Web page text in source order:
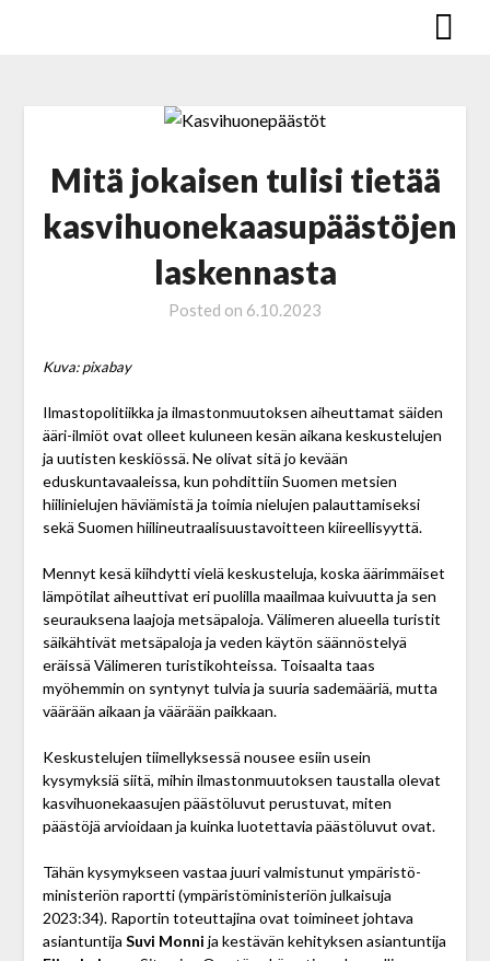
Mitä jokaisen tulisi tietää
kasvihuonekaasupäästöjen
laskennasta
Posted on 6.10.2023
Kuva: pixabay
Ilmastopolitiikka ja ilmastonmuutoksen aiheuttamat säiden
ääri-ilmiöt ovat olleet kuluneen kesän aikana keskustelujen
ja uutisten keskiössä. Ne olivat sitä jo kevään
eduskuntavaaleissa, kun pohdittiin Suomen metsien
hiilinielujen häviämistä ja toimia nielujen palauttamiseksi
sekä Suomen hiilineutraalisuustavoitteen kiireellisyyttä.
Mennyt kesä kiihdytti vielä keskusteluja, koska äärimmäiset
lämpötilat aiheuttivat eri puolilla maailmaa kuivuutta ja sen
seurauksena laajoja metsä­paloja. Välimeren alueella turistit
säikähtivät metsäpaloja ja veden käytön säännöstelyä
eräissä Välimeren turisti­kohteissa. Toisaalta taas
myöhemmin on syntynyt tulvia ja suuria sademääriä, mutta
väärään aikaan ja väärään paikkaan.
Keskustelujen tiimellyksessä nousee esiin usein
kysymyksiä siitä, mihin ilmastonmuutoksen taustalla olevat
kasvihuonekaasujen päästöluvut perustuvat, miten
päästöjä arvioidaan ja kuinka luotettavia päästö­luvut ovat.
Tähän kysymykseen vastaa juuri valmistunut ympäristö­
ministeriön raportti (ympäristöministeriön julkaisuja
2023:34). Raportin toteuttajina ovat toimineet johtava
asiantuntija Suvi Monni ja kestävän kehityksen asiantuntija